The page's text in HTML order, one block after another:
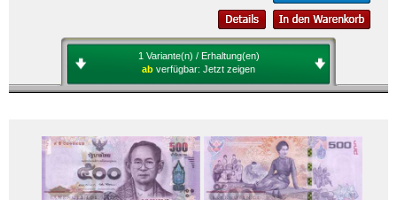
1 Variante(n) / Erhaltung(en)
ab verfügbar: Jetzt zeigen